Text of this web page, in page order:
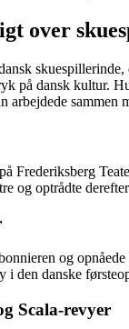
over
på dansk kultur.
arbejdede sammen
Frederiksberg
og optrådte
og
den danske
Scala-revyer